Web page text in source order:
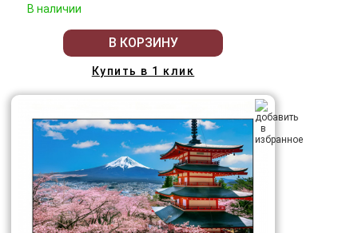
В наличии
В КОРЗИНУ
Купить в 1 клик